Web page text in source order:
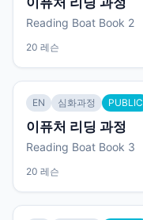
Reading Boat Book 2
20 레슨
EN 심화과정 PUBLIC
이퓨처 리딩 과정
Reading Boat Book 3
20 레슨